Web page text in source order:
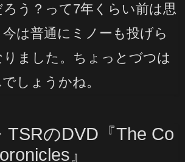
う？って7年くらい前は思
は普通にミノーも投げら
ました。ちょっとづつは
しょうかね。
TSRのDVD『The Co
』